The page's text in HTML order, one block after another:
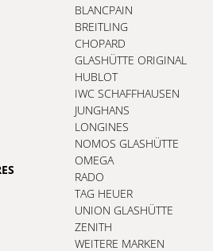
BLANCPAIN
BREITLING
CHOPARD
GLASHÜTTE ORIGINAL
HUBLOT
IWC SCHAFFHAUSEN
JUNGHANS
LONGINES
NOMOS GLASHÜTTE
OMEGA
RADO
TAG HEUER
UNION GLASHÜTTE
ZENITH
WEITERE MARKEN